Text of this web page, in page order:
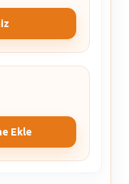
Ekle